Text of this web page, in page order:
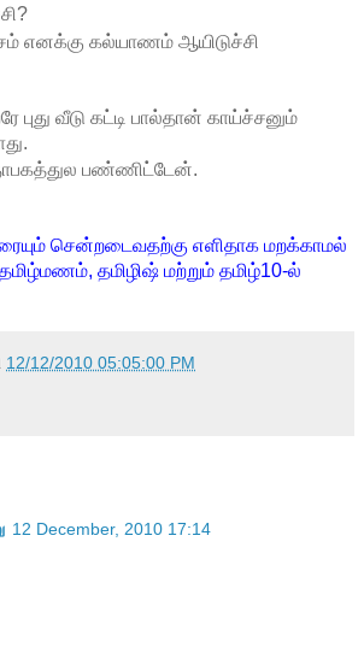
எனக்கு கல்யாணம் ஆயிடுச்சி
புது வீடு கட்டி பால்தான் காய்ச்சனும்
பண்ணிட்டேன்.
சென்றடைவதற்கு எளிதாக மறக்காமல்
தமிழிஷ் மற்றும் தமிழ்10-ல்
12/12/2010 05:05:00 PM
12 December, 2010 17:14